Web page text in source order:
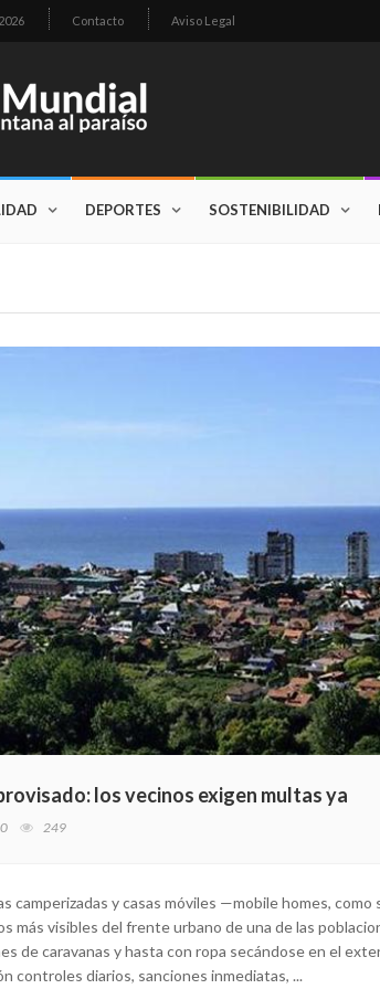
Contacto Aviso Legal
DEPORTES SOSTENIBILIDAD
los vecinos exigen multas ya
0 249
camperizadas y casas móviles —mobile homes,
más visibles del frente urbano de una de las
de caravanas y hasta con ropa secándose en el
controles diarios, sanciones inmediatas, ...